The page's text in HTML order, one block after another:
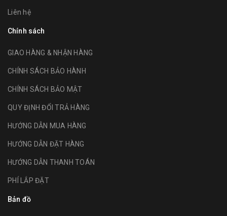
Liên hệ
Chính sách
GIAO HÀNG & NHẬN HÀNG
CHÍNH SÁCH BẢO HÀNH
CHÍNH SÁCH BẢO MẬT
QUY ĐỊNH ĐỔI TRẢ HÀNG
HƯỚNG DẪN MUA HÀNG
HƯỚNG DẪN ĐẶT HÀNG
HƯỚNG DẪN THANH TOÁN
PHÍ LẮP ĐẶT
Bản đồ